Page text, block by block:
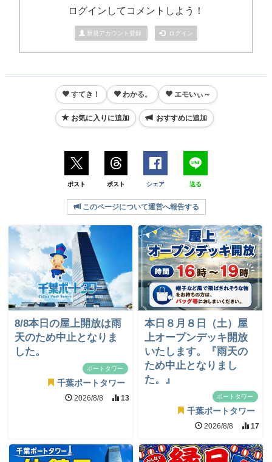
ログインしてコメントしよう！
新規アカウント登録 ログイン
すてき！ わかる。 エモいぃ～
お気に入りに追加 おすすめに追加
ポスト ポスト シェア 送る
このページについて運営へ報告する
8/8本日の屋上開放は雨
天のため中止となりま
した。
ポートタワー
千葉ポートタワー
2026/8/8 13
本日８月８日（土）屋
上オープンデッキ開放
いたします。『雨天の
ため中止となりまし
た。』
ポートタワー
千葉ポートタワー
2026/8/8 17